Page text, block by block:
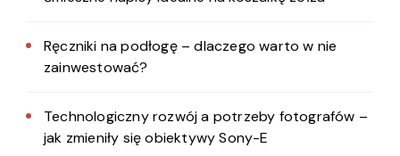
Ręczniki na podłogę – dlaczego warto w nie
zainwestować?
Technologiczny rozwój a potrzeby fotografów –
jak zmieniły się obiektywy Sony-E